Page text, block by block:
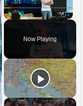
Fullscreen
Now Playing